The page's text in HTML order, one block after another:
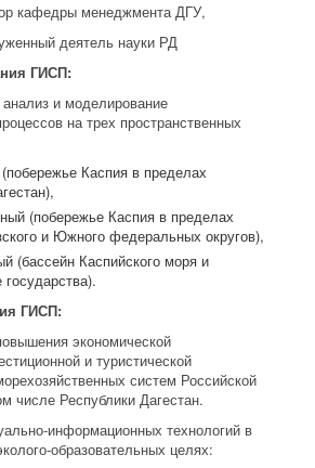
кафедры менеджмента ДГУ,
деятель науки РД
ГИСП:
и моделирование
на трех пространственных
Каспия в пределах
(побережье Каспия в пределах
и Южного федеральных округов),
(бассейн Каспийского моря и
государства).
ГИСП:
экономической
и туристической
систем Российской
числе Республики Дагестан.
информационных технологий в
образовательных целях: